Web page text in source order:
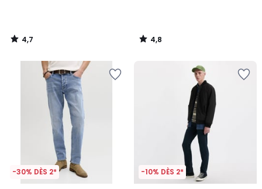
4,7
/
4,8
/
-30% DÈS 2* -10% DÈS 2*